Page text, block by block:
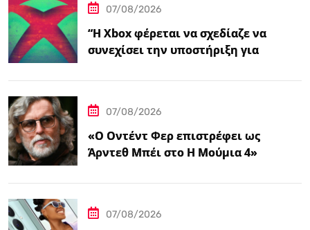
07/08/2026
“Η Xbox φέρεται να σχεδίαζε να
συνεχίσει την υποστήριξη για
‘Επαναφορά'”
07/08/2026
«Ο Οντέντ Φερ επιστρέφει ως
Άρντεθ Μπέι στο Η Μούμια 4»
07/08/2026